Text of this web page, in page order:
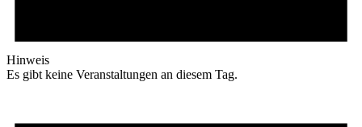
Hinweis
Es gibt keine Veranstaltungen an diesem Tag.